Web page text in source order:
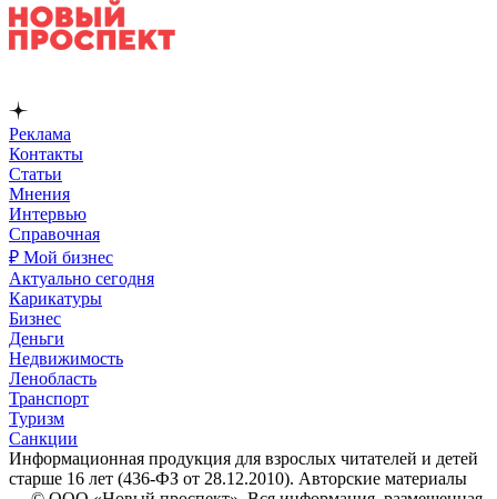
Реклама
Контакты
Статьи
Мнения
Интервью
Справочная
₽ Мой бизнес
Актуально сегодня
Карикатуры
Бизнес
Деньги
Недвижимость
Ленобласть
Транспорт
Туризм
Санкции
Информационная продукция для взрослых читателей и детей
старше 16 лет (436-ФЗ от 28.12.2010). Авторские материалы